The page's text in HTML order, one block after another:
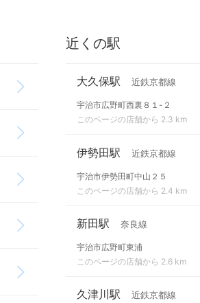
近くの駅
大久保駅 近鉄京都線
宇治市広野町西裏８１-２
このページの店舗から 2.3 km
伊勢田駅 近鉄京都線
宇治市伊勢田町中山２５
このページの店舗から 2.4 km
新田駅 奈良線
宇治市広野町東浦
このページの店舗から 2.6 km
久津川駅 近鉄京都線